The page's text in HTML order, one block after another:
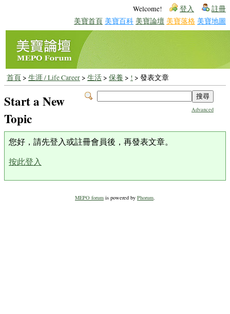
Welcome! 登入 註冊
美寶首頁 美寶百科 美寶論壇 美寶落格 美寶地圖
首頁> 生涯 / Life Career> 生活> 保養 > ! > 發表文章
Advanced
Start a New
Topic
您好，請先登入或註冊會員後，再發表文章。
按此登入
MEPO forum is powered by Phorum.